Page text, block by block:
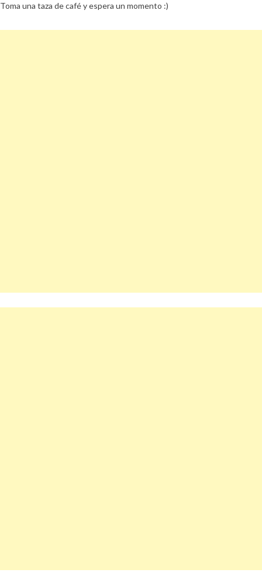
Toma una taza de café y espera un momento :)